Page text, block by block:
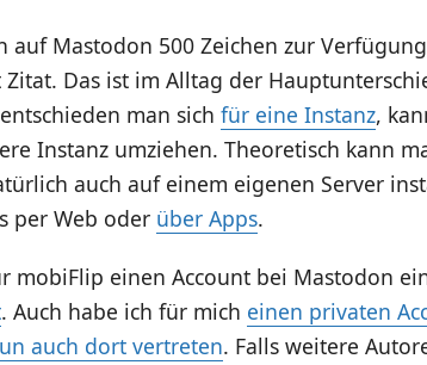
auf Mastodon 500 Zeichen zur
Zitat. Das ist im Alltag der
entschieden man sich für eine Instanz,
Instanz umziehen. Theoretisch kann
auch auf einem eigenen Server
per Web oder über Apps.
mobiFlip einen Account bei Mastodon
. Auch habe ich für mich einen privaten
auch dort vertreten. Falls weitere